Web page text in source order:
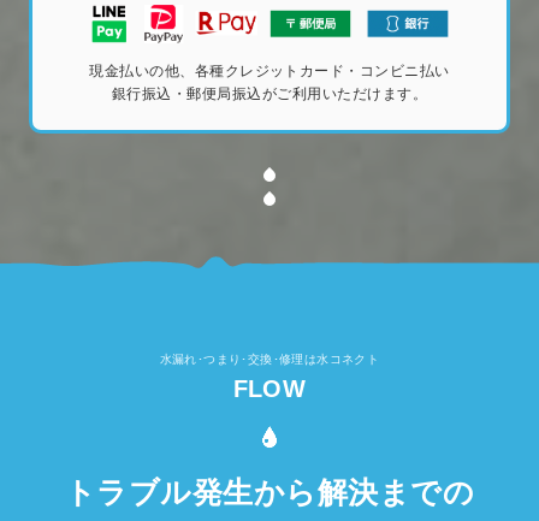
現金払いの他、各種クレジットカード・コンビニ払い
銀行振込・郵便局振込がご利用いただけます。
水漏れ･つまり･交換･修理は水コネクト
FLOW
トラブル発生から解決までの